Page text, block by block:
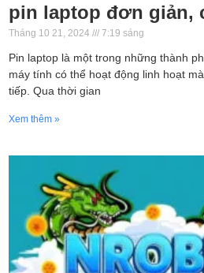
pin laptop đơn giản,
Tháng 10 21, 2024 7:19 sáng
Pin laptop là một trong những thành
máy tính có thể hoạt động linh hoạt
tiếp. Qua thời gian
Xem thêm »